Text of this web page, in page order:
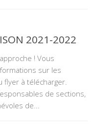
2021-2022
! Vous
sur les
flyer à télécharger.
de sections,
de...